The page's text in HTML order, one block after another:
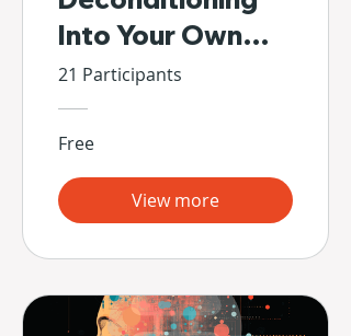
Into Your Own
Hands
21 Participants
Free
View more